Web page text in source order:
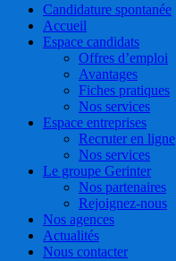
Close
Menu
Candidature spontanée
Accueil
Espace candidats
Offres d’emploi
Avantages
Fiches pratiques
Nos services
Espace entreprises
Recruter en ligne
Nos services
Le groupe Gerinter
Nos partenaires
Rejoignez-nous
Nos agences
Actualités
Nous contacter